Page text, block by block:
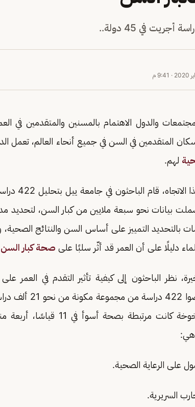
· 9:41 م
والدول الاهتمام بالمسنين والمتقدمين في
المتقدمين في السن في جميع أنحاء العالم، تعمل
لهم.
إلى 2017، شملت بيانات نحو سبعة ملايين من كبار السن،
بالتحديد التمييز على أساس السن والنتائج
دليلًا على أن العمر قد أثّر سلبًا على صحة كبار السن
نظر الباحثون إلى كيفية تأثير التقدم في العمر
والهيكلي،
الدراسات أن الشيخوخة كانت
على الرعاية الصحية.
السريرية.